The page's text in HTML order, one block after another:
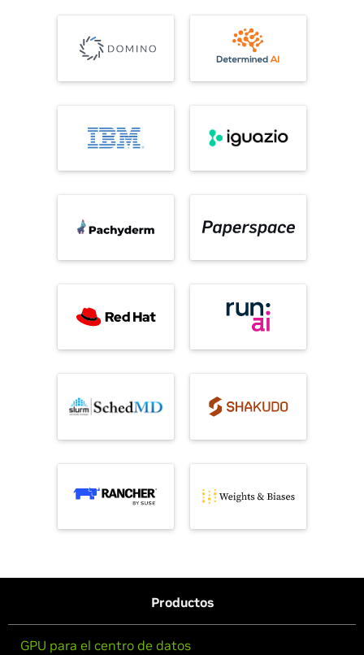
Productos
GPU para el centro de datos